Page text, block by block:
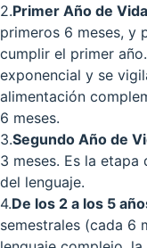
2.Primer Año de
primeros 6 meses, y
cumplir el primer
exponencial y se
alimentación
6 meses.
3.Segundo Año de
3 meses. Es la
del lenguaje.
4.De los 2 a los 5
semestrales (cada 6